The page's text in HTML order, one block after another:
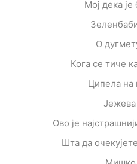
Мој дека
О
Кога се тиче
Ципела на
Ово је
Шта да